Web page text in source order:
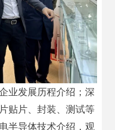
业发展历程介绍；深
贴片、封装、测试等
半导体技术介绍，观